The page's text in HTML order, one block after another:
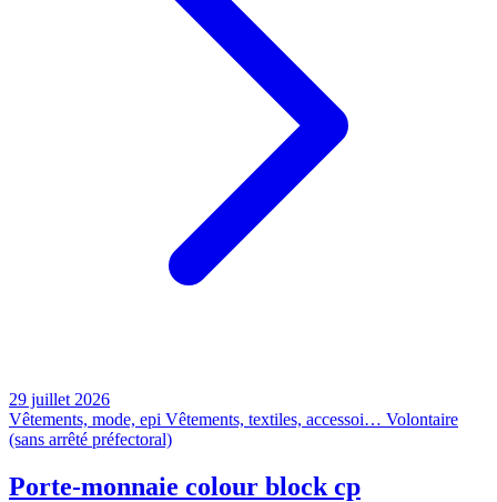
29 juillet 2026
Vêtements, mode, epi Vêtements, textiles, accessoi… Volontaire
(sans arrêté préfectoral)
Porte-monnaie colour block cp